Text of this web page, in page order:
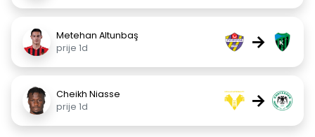
Metehan Altunbaş
prije 1d
→
Cheikh Niasse
prije 1d
→